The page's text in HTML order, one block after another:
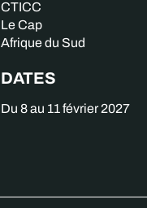
CTICC
Le Cap
Afrique du Sud
DATES
Du 8 au 11 février 2027